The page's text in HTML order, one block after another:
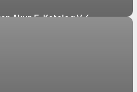
Akun E-Katalog V.6